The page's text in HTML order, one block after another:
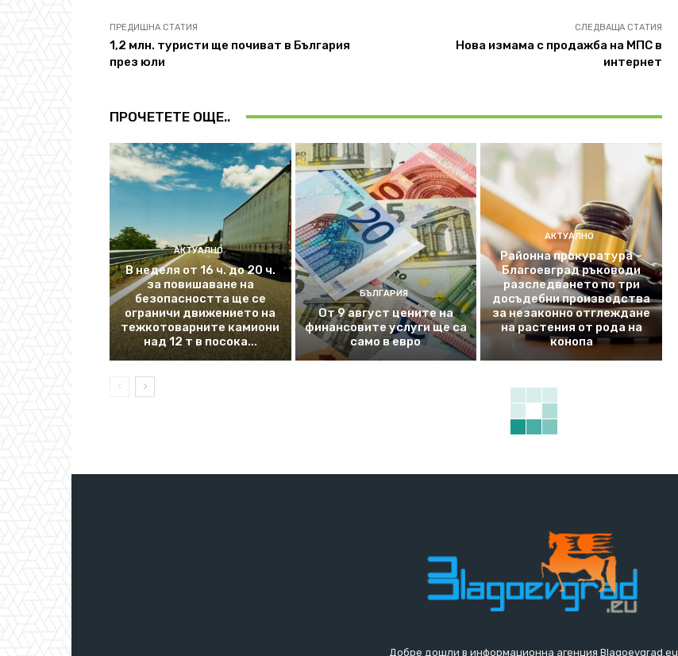
ПРЕДИШНА СТАТИЯ
1,2 млн. туристи ще почиват в България
през юли
СЛЕДВАЩА СТАТИЯ
Нова измама с продажба на МПС в
интернет
ПРОЧЕТЕТЕ ОЩЕ..
АКТУАЛНО
В неделя от 16 ч. до 20 ч.
за повишаване на
безопасността ще се
ограничи движението на
тежкотоварните камиони
над 12 т в посока...
БЪЛГАРИЯ
От 9 август цените на
финансовите услуги ще са
само в евро
АКТУАЛНО
Районна прокуратура –
Благоевград ръководи
разследването по три
досъдебни производства
за незаконно отглеждане
на растения от рода на
конопа
Добре дошли в информационна агенция Blagoevgrad.eu